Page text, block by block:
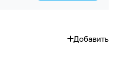
Добавить